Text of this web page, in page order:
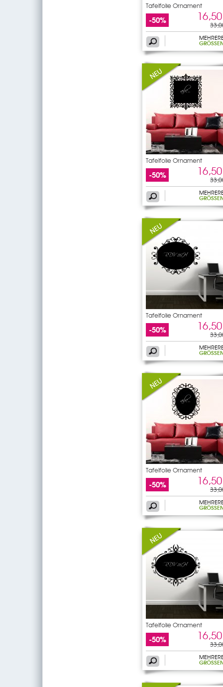
Tafelfolie Ornament
-50%
GRÖSSEN
Tafelfolie Ornament
-50%
GRÖSSEN
Tafelfolie Ornament
-50%
GRÖSSEN
Tafelfolie Ornament
-50%
GRÖSSEN
Tafelfolie Ornament
-50%
GRÖSSEN